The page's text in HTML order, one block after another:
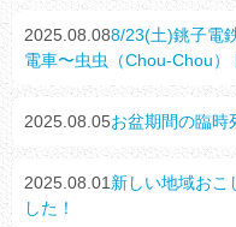
2025.08.088/23(土)銚子電
電車〜虫虫（Chou-Chou
2025.08.05お盆期間の臨時
2025.08.01 新しい地域おこ
した！